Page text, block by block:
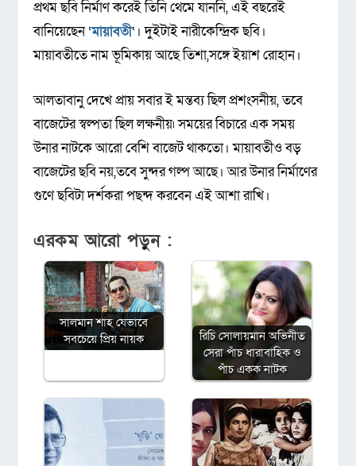
প্রথম ছবি নির্মাণ করেই তিনি থেমে যাননি, এই বছরেই
বানিয়েছেন ‘মায়াবতী‘। দুইটাই নারীকেন্দ্রিক ছবি।
মায়াবতীতে নাম ভূমিকায় আছে তিশা,সঙ্গে ইয়াশ রোহান।
আলতাবানু দেখে প্রায় সবার ই মন্তব্য ছিল প্রশংসনীয়, তবে
বাজেটের স্বল্পতা ছিল লক্ষনীয়৷ সময়ের বিচারে এক সময়
উনার নাটকে আরো বেশি বাজেট থাকতো। মায়াবতীও বড়
বাজেটের ছবি নয়,তবে সুন্দর গল্প আছে। আর উনার নির্মাণের
গুণে ছবিটা দর্শকরা পছন্দ করবেন এই আশা রাখি।
এরকম আরো পড়ুন :
সালমান শাহ যেভাবে
সবচেয়ে প্রিয় নায়ক
রিচি সোলায়মান অভিনীত
সেরা পাঁচ ধারাবাহিক ও
পাঁচ একক নাটক